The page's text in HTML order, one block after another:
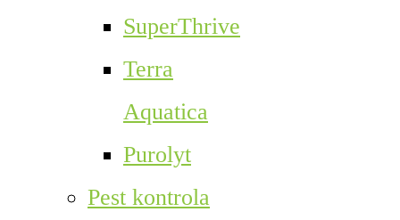
SuperThrive
Terra
Aquatica
Purolyt
Pest kontrola